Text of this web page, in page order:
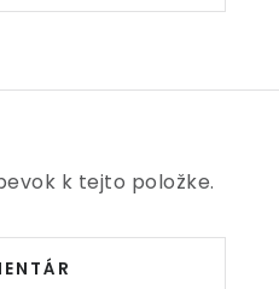
k tejto položke.